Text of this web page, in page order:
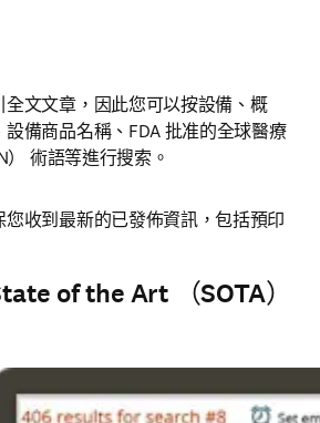
文文章，因此您可以按設備、概
備商品名稱、FDA 批准的全球醫療
） 術語等進行搜索。
收到最新的已發佈資訊，包括預印
of the Art （SOTA）